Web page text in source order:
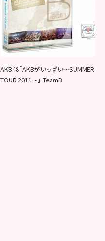
AKB48「AKBがいっぱい～SUMMER
TOUR 2011～」 TeamB